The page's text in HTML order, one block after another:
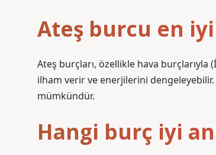
Ateş burcu en
Ateş burçları, özellikle hava burçlarıyla
ilham verir ve enerjilerini
mümkündür.
Hangi burç iyi